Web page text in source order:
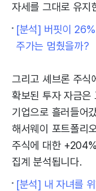
자세를 그대로 유지
[분석] 버핏이
주가는 멈췄을까?
그리고 셰브론 주식
확보된 투자 자금은
기업으로 흘러들어
해서웨이 포트폴리
주식에 대한
집계 분석됩니다.
[분석] 내 자녀를